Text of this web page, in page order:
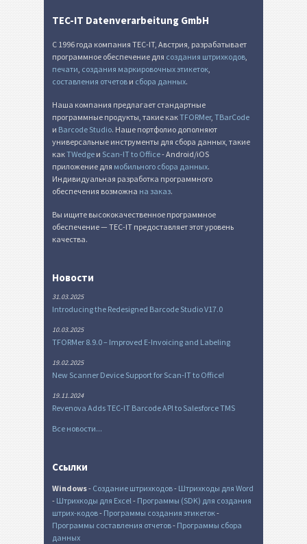
TEC-IT Datenverarbeitung GmbH
С 1996 года компания TEC-IT, Австрия, разрабатывает
программное обеспечение для создания штрихкодов,
печати, создания маркировочных этикеток,
составления отчетов и сбора данных.
Наша компания предлагает стандартные
программные продукты, такие какTFORMer, TBarCode
и Barcode Studio. Наше портфолио дополняют
универсальные инструменты для сбора данных, такие
какTWedge и Scan-IT to Office- Android/iOS
приложение для мобильного сбора данных.
Индивидуальная разработка программного
обеспечения возможна на заказ.
Вы ищите высококачественное программное
обеспечение — TEC-IT предоставляет этот уровень
качества.
Новости
31.03.2025
Introducing the Redesigned Barcode Studio V17.0
10.03.2025
TFORMer 8.9.0 – Improved E-Invoicing and Labeling
19.02.2025
New Scanner Device Support for Scan-IT to Office!
19.11.2024
Revenova Adds TEC-IT Barcode API to Salesforce TMS
Все новости...
Ссылки
Windows- Создание штрихкодов- Штрихкоды для Word
- Штрихкоды для Excel- Программы (SDK) для создания
штрих-кодов- Программы создания этикеток-
Программы составления отчетов- Программы сбора
данных